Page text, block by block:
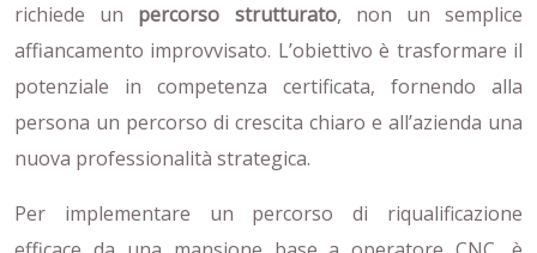
richiede un percorso strutturato, non un semplice
affiancamento improvvisato. L’obiettivo è trasformare il
potenziale in competenza certificata, fornendo alla
persona un percorso di crescita chiaro e all’azienda una
nuova professionalità strategica.
Per implementare un percorso di riqualificazione